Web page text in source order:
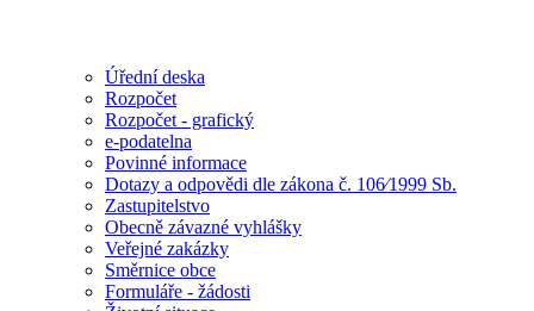
Úřední deska
Rozpočet
Rozpočet - grafický
e-podatelna
Povinné informace
Dotazy a odpovědi dle zákona č. 106⁄1999 Sb.
Zastupitelstvo
Obecně závazné vyhlášky
Veřejné zakázky
Směrnice obce
Formuláře - žádosti